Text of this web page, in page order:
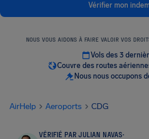
Vérifier mon
NOUS VOUS AIDONS À FAIRE VALOIR VOS
Vols des 3
Couvre des routes
Nous nous occupons
AirHelp Aeroports CDG
VÉRIFIÉ PAR JULIAN NAVAS·